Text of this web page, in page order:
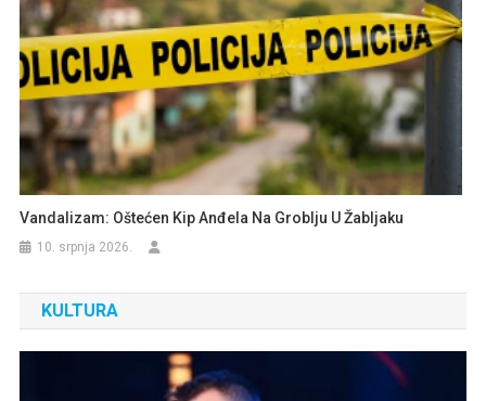
Vandalizam: Oštećen Kip Anđela Na Groblju U Žabljaku
10. srpnja 2026.
KULTURA